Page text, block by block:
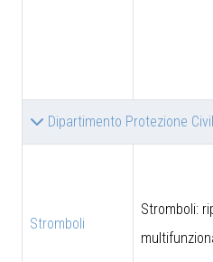
Dipartimento Protezione
Stromboli
Stromboli: